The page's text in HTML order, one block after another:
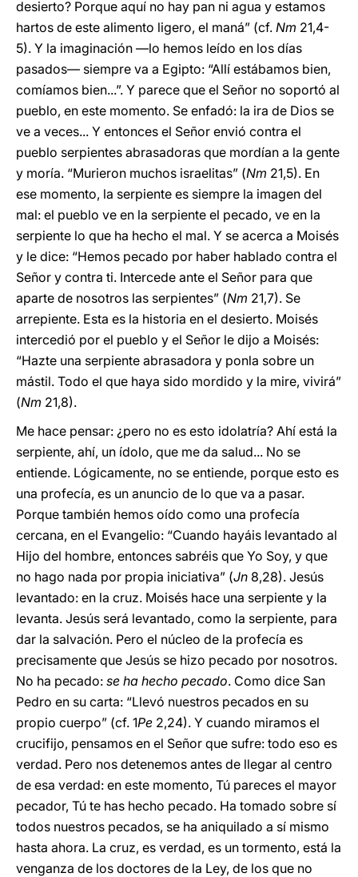
desierto? Porque aquí no hay pan ni agua y estamos
hartos de este alimento ligero, el maná” (cf. Nm 21,4-
5). Y la imaginación —lo hemos leído en los días
pasados— siempre va a Egipto: “Allí estábamos bien,
comíamos bien...”. Y parece que el Señor no soportó al
pueblo, en este momento. Se enfadó: la ira de Dios se
ve a veces... Y entonces el Señor envió contra el
pueblo serpientes abrasadoras que mordían a la gente
y moría. “Murieron muchos israelitas” (Nm 21,5). En
ese momento, la serpiente es siempre la imagen del
mal: el pueblo ve en la serpiente el pecado, ve en la
serpiente lo que ha hecho el mal. Y se acerca a Moisés
y le dice: “Hemos pecado por haber hablado contra el
Señor y contra ti. Intercede ante el Señor para que
aparte de nosotros las serpientes” (Nm 21,7). Se
arrepiente. Esta es la historia en el desierto. Moisés
intercedió por el pueblo y el Señor le dijo a Moisés:
“Hazte una serpiente abrasadora y ponla sobre un
mástil. Todo el que haya sido mordido y la mire, vivirá”
(Nm 21,8).
Me hace pensar: ¿pero no es esto idolatría? Ahí está la
serpiente, ahí, un ídolo, que me da salud... No se
entiende. Lógicamente, no se entiende, porque esto es
una profecía, es un anuncio de lo que va a pasar.
Porque también hemos oído como una profecía
cercana, en el Evangelio: “Cuando hayáis levantado al
Hijo del hombre, entonces sabréis que Yo Soy, y que
no hago nada por propia iniciativa” (Jn 8,28). Jesús
levantado: en la cruz. Moisés hace una serpiente y la
levanta. Jesús será levantado, como la serpiente, para
dar la salvación. Pero el núcleo de la profecía es
precisamente que Jesús se hizo pecado por nosotros.
No ha pecado: se ha hecho pecado. Como dice San
Pedro en su carta: “Llevó nuestros pecados en su
propio cuerpo” (cf. 1Pe 2,24). Y cuando miramos el
crucifijo, pensamos en el Señor que sufre: todo eso es
verdad. Pero nos detenemos antes de llegar al centro
de esa verdad: en este momento, Tú pareces el mayor
pecador, Tú te has hecho pecado. Ha tomado sobre sí
todos nuestros pecados, se ha aniquilado a sí mismo
hasta ahora. La cruz, es verdad, es un tormento, está la
venganza de los doctores de la Ley, de los que no